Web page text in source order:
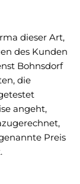
dieser Art,
des Kunden
Bohnsdorf
die
angeht,
Preis